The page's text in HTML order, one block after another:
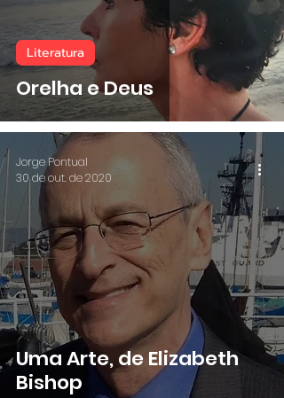
Orelha e Deus
Literatura
Uma Arte, de Elizabeth
Bishop
Jorge Pontual
30 de out. de 2020